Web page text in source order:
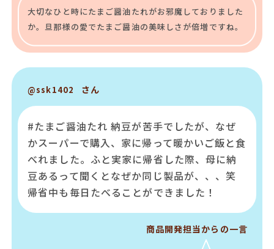
大切なひと時にたまご醤油たれがお邪魔しておりました
か。旦那様の愛でたまご醤油の美味しさが倍増ですね。
@ssk1402 さん
#たまご醤油たれ 納豆が苦手でしたが、なぜ
かスーパーで購入、家に帰って暖かいご飯と食
べれました。ふと実家に帰省した際、母に納
豆あるって聞くとなぜか同じ製品が、、、笑
帰省中も毎日たべることができました！
商品開発担当からの一言